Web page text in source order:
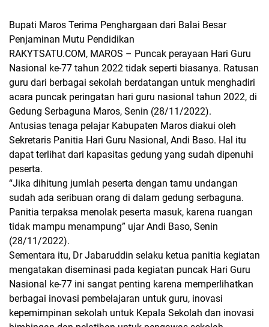
Bupati Maros Terima Penghargaan dari Balai Besar
Penjaminan Mutu Pendidikan
RAKYTSATU.COM, MAROS – Puncak perayaan Hari Guru
Nasional ke-77 tahun 2022 tidak seperti biasanya. Ratusan
guru dari berbagai sekolah berdatangan untuk menghadiri
acara puncak peringatan hari guru nasional tahun 2022, di
Gedung Serbaguna Maros, Senin (28/11/2022).
Antusias tenaga pelajar Kabupaten Maros diakui oleh
Sekretaris Panitia Hari Guru Nasional, Andi Baso. Hal itu
dapat terlihat dari kapasitas gedung yang sudah dipenuhi
peserta.
“Jika dihitung jumlah peserta dengan tamu undangan
sudah ada seribuan orang di dalam gedung serbaguna.
Panitia terpaksa menolak peserta masuk, karena ruangan
tidak mampu menampung” ujar Andi Baso, Senin
(28/11/2022).
Sementara itu, Dr Jabaruddin selaku ketua panitia kegiatan
mengatakan diseminasi pada kegiatan puncak Hari Guru
Nasional ke-77 ini sangat penting karena memperlihatkan
berbagai inovasi pembelajaran untuk guru, inovasi
kepemimpinan sekolah untuk Kepala Sekolah dan inovasi